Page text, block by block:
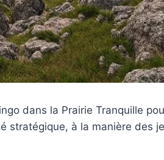
dans la Prairie Tranquille
à la manière des